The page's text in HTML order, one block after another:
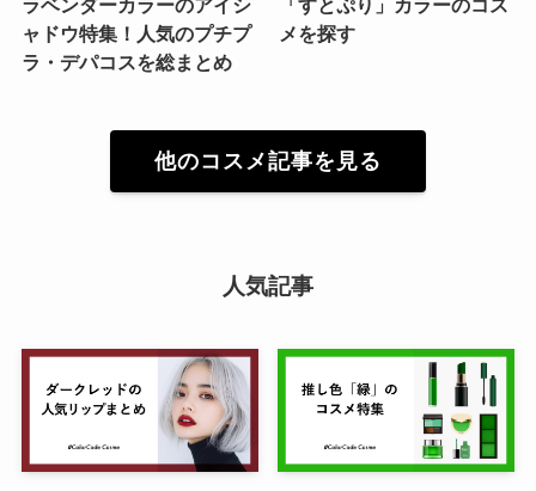
ラベンダーカラーのアイシ
ャドウ特集！人気のプチプ
ラ・デパコスを総まとめ
「すとぷり」カラーのコス
メを探す
他のコスメ記事を見る
人気記事